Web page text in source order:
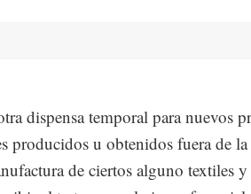
dispensa temporal para nuevos
producidos u obtenidos fuera de
de ciertos alguno textiles